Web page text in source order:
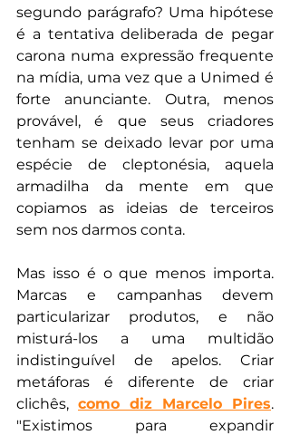
segundo parágrafo? Uma hipótese
é a tentativa deliberada de pegar
carona numa expressão frequente
na mídia, uma vez que a Unimed é
forte anunciante. Outra, menos
provável, é que seus criadores
tenham se deixado levar por uma
espécie de cleptonésia, aquela
armadilha da mente em que
copiamos as ideias de terceiros
sem nos darmos conta.
Mas isso é o que menos importa.
Marcas e campanhas devem
particularizar produtos, e não
misturá-los a uma multidão
indistinguível de apelos. Criar
metáforas é diferente de criar
clichês, como diz Marcelo Pires.
"Existimos para expandir